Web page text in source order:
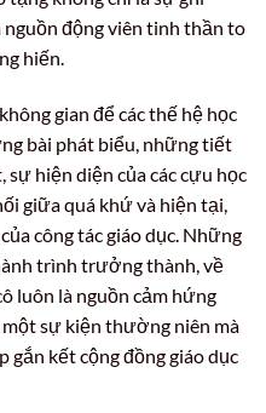
động viên tinh thần to
hiến.
gian để các thế hệ học
bài phát biểu, những tiết
sự hiện diện của các cựu học
giữa quá khứ và hiện tại,
công tác giáo dục. Những
trình trưởng thành, về
luôn là nguồn cảm hứng
sự kiện thường niên mà
gắn kết cộng đồng giáo dục